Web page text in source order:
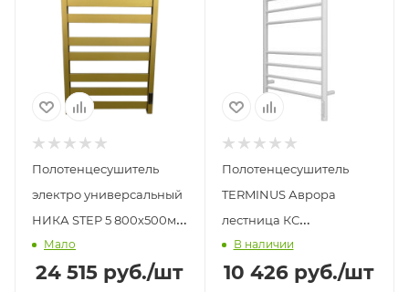
Полотенцесушитель
электро универсальный
НИКА STEP 5 800х500мм
матовое золото
Мало
24 515 руб./шт
Полотенцесушитель
TERMINUS Аврора
лестница КС
электрический П8
32х500х800 белый
В наличии
10 426 руб./шт